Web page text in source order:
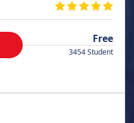
Free
3454 Student